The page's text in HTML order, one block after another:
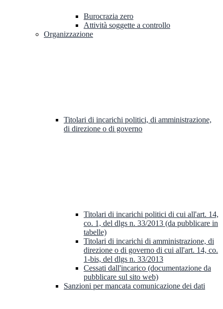
Burocrazia zero
Attività soggette a controllo
Organizzazione
Titolari di incarichi politici, di amministrazione,
di direzione o di governo
Titolari di incarichi politici di cui all'art. 14,
co. 1, del dlgs n. 33/2013 (da pubblicare in
tabelle)
Titolari di incarichi di amministrazione, di
direzione o di governo di cui all'art. 14, co.
1-bis, del dlgs n. 33/2013
Cessati dall'incarico (documentazione da
pubblicare sul sito web)
Sanzioni per mancata comunicazione dei dati